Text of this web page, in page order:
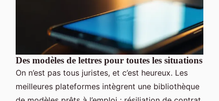
Des modèles de lettres pour toutes les situations
On n’est pas tous juristes, et c’est heureux. Les
meilleures plateformes intègrent une bibliothèque